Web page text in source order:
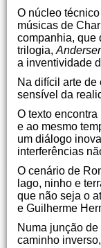
O núcleo
músicas de
companhia, que
trilogia,
a inventividade
Na difícil arte
sensível da
O texto
e ao mesmo
um diálogo
interferências
O cenário de
lago, ninho e
que não seja o
e Guilherme
Numa junção
caminho